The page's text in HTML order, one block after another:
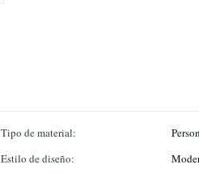
Tipo de material:
Estilo de diseño: